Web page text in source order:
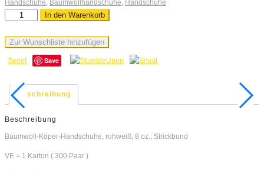
Handschuhe Baumwollhandschuhe Handschuhe
In den Warenkorb
Zur Wunschliste hinzufügen
Tweet Save
Beschreibung
Beschreibung
Baumwoll-Köper-Handschuhe, rohweiß, 8 oz., Strickbund
VE = 1 Karton ( 300 Paar )